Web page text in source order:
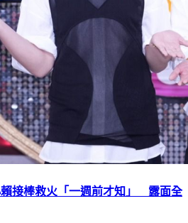
接棒救火「一週前才知」 露面全